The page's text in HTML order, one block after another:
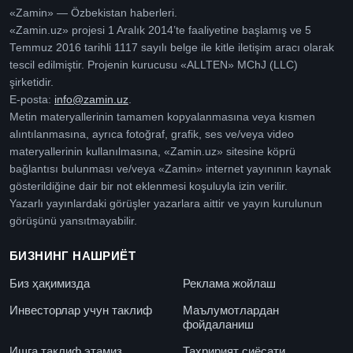
«Zamin» — Özbekistan haberleri.
«Zamin.uz» projesi 1 Aralık 2014’te faaliyetine başlamış ve 5
Temmuz 2016 tarihli 1117 sayılı belge ile kitle iletişim aracı olarak
tescil edilmiştir. Projenin kurucusu «ALLTEN» MChJ (LLC)
şirketidir.
E-posta: info@zamin.uz.
Metin materyallerinin tamamen kopyalanmasına veya kısmen
alıntılanmasına, ayrıca fotoğraf, grafik, ses ve/veya video
materyallerinin kullanılmasına, «Zamin.uz» sitesine köprü
bağlantısı bulunması ve/veya «Zamin» internet yayınının kaynak
gösterildiğine dair bir not eklenmesi koşuluyla izin verilir.
Yazarlı yayınlardaki görüşler yazarlara aittir ve yayın kurulunun
görüşünü yansıtmayabilir.
БИЗНИНГ НАШРИЁТ
Биз ҳақимизда
Реклама жойлаш
Инвесторлар учун таклиф
Маълумотлардан
фойдаланиш